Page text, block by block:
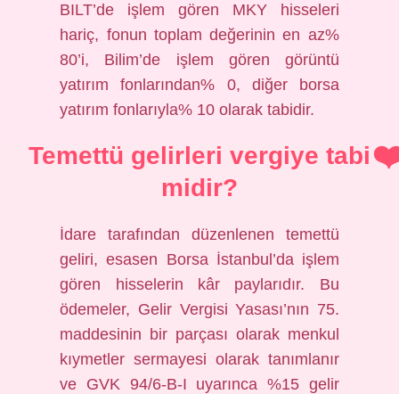
BILT’de işlem gören MKY hisseleri
hariç, fonun toplam değerinin en az%
80’i, Bilim’de işlem gören görüntü
yatırım fonlarından% 0, diğer borsa
yatırım fonlarıyla% 10 olarak tabidir.
Temettü gelirleri vergiye tabi
midir?
İdare tarafından düzenlenen temettü
geliri, esasen Borsa İstanbul’da işlem
gören hisselerin kâr paylarıdır. Bu
ödemeler, Gelir Vergisi Yasası’nın 75.
maddesinin bir parçası olarak menkul
kıymetler sermayesi olarak tanımlanır
ve GVK 94/6-B-I uyarınca %15 gelir